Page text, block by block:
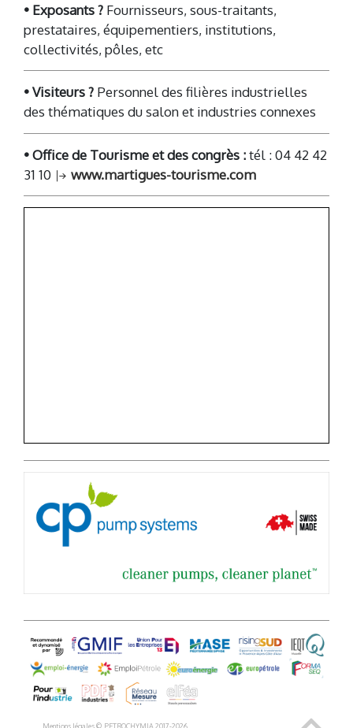
• Exposants ? Fournisseurs, sous-traitants,
prestataires, équipementiers, institutions,
collectivités, pôles, etc
• Visiteurs ? Personnel des filières industrielles
des thématiques du salon et industries connexes
• Office de Tourisme et des congrès :tél : 04 42 42
31 10
www.martigues-tourisme.com
Mentions légales © PETROCHYMIA 2017-2026